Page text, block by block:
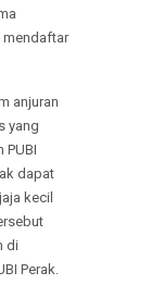
mendaftar
anjuran
yang
PUBI
dapat
kecil
di
Perak.